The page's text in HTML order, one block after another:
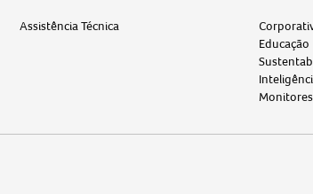
Assistência Técnica
Educação